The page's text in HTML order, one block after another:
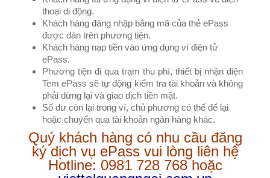
thoại di động.
Khách hàng đăng nhập bằng mã của thẻ ePass
được dán trên phương tiện.
Khách hàng nạp tiền vào ứng dụng ví điện tử
ePass.
Phương tiện đi qua trạm thu phí, thiết bị nhận diện
Tem ePass sẽ tự động kiểm tra tài khoản và không
phải dừng lại và giao dịch tiền mặt.
Số dư còn lại trong ví, chủ phương có thể để lại
hoặc chuyển qua tài khoản ngân hàng khác.
Quý khách hàng có nhu cầu đăng
ký dịch vụ ePass vui lòng liên hệ
Hotline: 0981 728 768 hoặc